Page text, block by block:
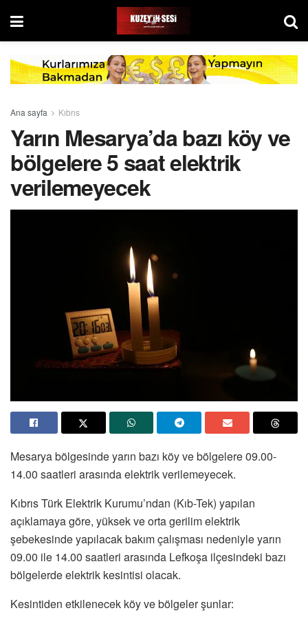
Ana sayfa Kıbrıs
Yarın Mesarya’da bazı köy ve
bölgelere 5 saat elektrik
verilemeyecek
Mesarya bölgesinde yarın bazı köy ve bölgelere 09.00-
14.00 saatleri arasında elektrik verilemeyecek.
Kıbrıs Türk Elektrik Kurumu’ndan (Kıb-Tek) yapılan
açıklamaya göre, yüksek ve orta gerilim elektrik
şebekesinde yapılacak bakım çalışması nedeniyle yarın
09.00 ile 14.00 saatleri arasında Lefkoşa ilçesindeki bazı
bölgelerde elektrik kesintisi olacak.
Kesintiden etkilenecek köy ve bölgeler şunlar: